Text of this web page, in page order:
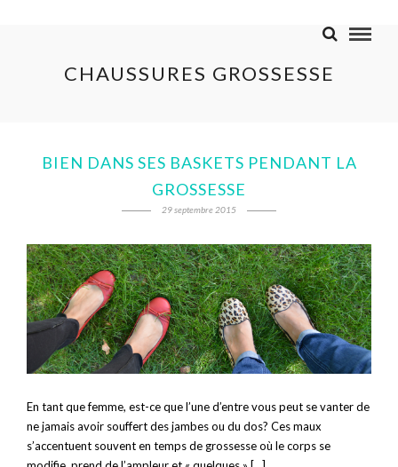
CHAUSSURES GROSSESSE
BIEN DANS SES BASKETS PENDANT LA
GROSSESSE
29 septembre 2015
En tant que femme, est-ce que l’une d’entre vous peut se vanter de
ne jamais avoir souffert des jambes ou du dos? Ces maux
s’accentuent souvent en temps de grossesse où le corps se